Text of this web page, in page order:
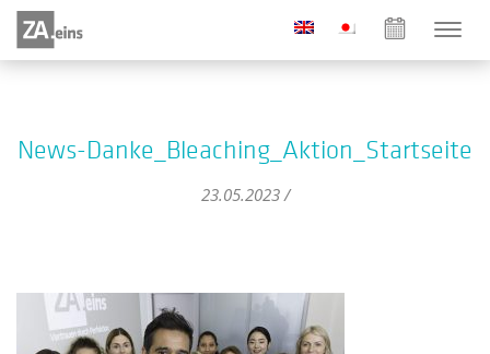
News-Danke_Bleaching_Aktion_Startseite
23.05.2023 /